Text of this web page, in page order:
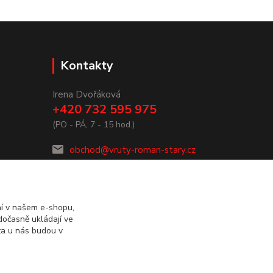
Kontakty
Irena Dvořáková
+420 732 595 975
(PO - PÁ, 7 - 15 hod.)
obchod@vruty-roman-stary.cz
v našem e-shopu,
ukládají ve
u nás budou v